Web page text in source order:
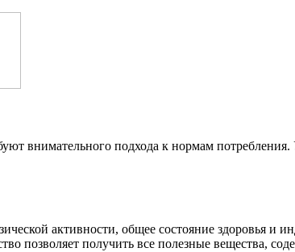
внимательного подхода к нормам потребления.
активности, общее состояние здоровья и
позволяет получить все полезные вещества,